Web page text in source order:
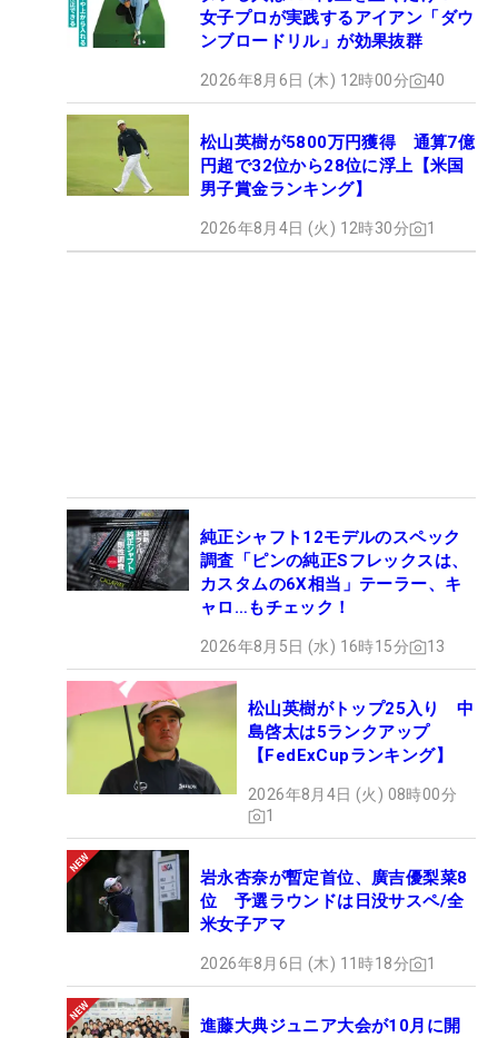
女子プロが実践するアイアン「ダウ
ンブロードリル」が効果抜群
2026年8月6日 (木) 12時00分 40
松山英樹が5800万円獲得 通算7億
円超で32位から28位に浮上【米国
男子賞金ランキング】
2026年8月4日 (火) 12時30分 1
純正シャフト12モデルのスペック
調査「ピンの純正Sフレックスは、
カスタムの6X相当」テーラー、キ
ャロ…もチェック！
2026年8月5日 (水) 16時15分 13
松山英樹がトップ25入り 中
島啓太は5ランクアップ
【FedExCupランキング】
2026年8月4日 (火) 08時00分
1
岩永杏奈が暫定首位、廣吉優梨菜8
位 予選ラウンドは日没サスペ/全
米女子アマ
2026年8月6日 (木) 11時18分 1
進藤大典ジュニア大会が10月に開